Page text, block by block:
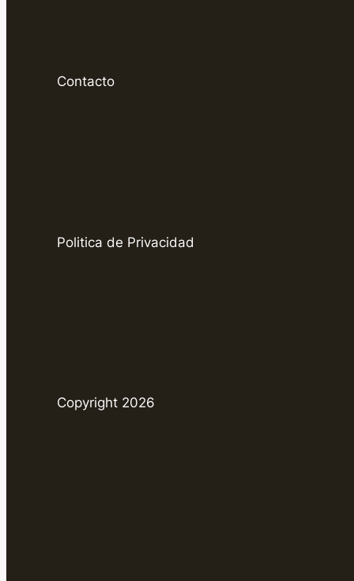
Contacto
Politica de Privacidad
Copyright 2026